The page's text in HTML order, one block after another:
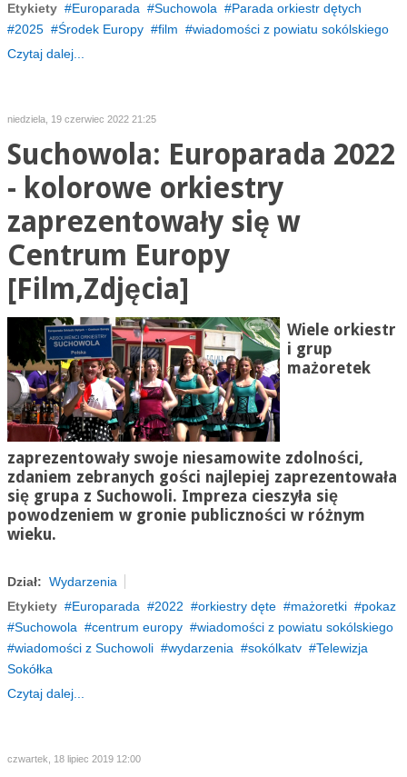
Etykiety
Europarada Suchowola
Parada orkiestr dętych
2025
Środek Europy film
wiadomości z powiatu sokólskiego
Czytaj dalej...
niedziela, 19 czerwiec 2022 21:25
Suchowola: Europarada 2022
- kolorowe orkiestry
zaprezentowały się w
Centrum Europy
[Film,Zdjęcia]
Wiele orkiestr
i grup
mażoretek
zaprezentowały swoje niesamowite zdolności,
zdaniem zebranych gości najlepiej zaprezentowała
się grupa z Suchowoli. Impreza cieszyła się
powodzeniem w gronie publiczności w różnym
wieku.
Dział: Wydarzenia
Etykiety
Europarada 2022 orkiestry dęte mażoretki
pokaz
Suchowola
centrum europy
wiadomości z powiatu sokólskiego
wiadomości z Suchowoli
wydarzenia sokólkatv
Telewizja
Sokółka
Czytaj dalej...
czwartek, 18 lipiec 2019 12:00